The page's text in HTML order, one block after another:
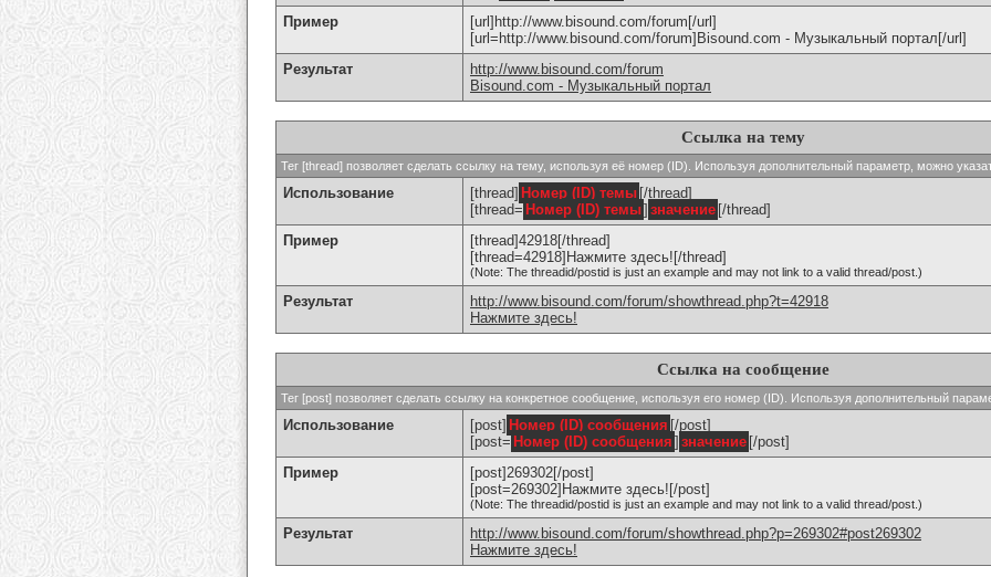
Пример
[url]http://www.bisound.com/forum[/url]
[url=http://www.bisound.com/forum]Bisound.com - Музыкальный портал[/url]
Результат
http://www.bisound.com/forum
Bisound.com - Музыкальный портал
Ссылка на тему
Тег [thread] позволяет сделать ссылку на тему, используя её номер (ID). Используя дополнительный параметр, можно
Использование [thread] Номер (ID) темы [/thread]
[thread= Номер (ID) темы] значение [/thread]
Пример
[thread]42918[/thread]
[thread=42918]Нажмите здесь![/thread]
(Note: The threadid/postid is just an example and may not link to a valid thread/post.)
Результат
http://www.bisound.com/forum/showthread.php?t=42918
Нажмите здесь!
Ссылка на сообщение
Тег [post] позволяет сделать ссылку на конкретное сообщение, используя его номер (ID). Используя дополнительный
Использование [post] Номер (ID) сообщения [/post]
[post= Номер (ID) сообщения ] значение [/post]
Пример
[post]269302[/post]
[post=269302]Нажмите здесь![/post]
(Note: The threadid/postid is just an example and may not link to a valid thread/post.)
Результат
http://www.bisound.com/forum/showthread.php?p=269302#post269302
Нажмите здесь!